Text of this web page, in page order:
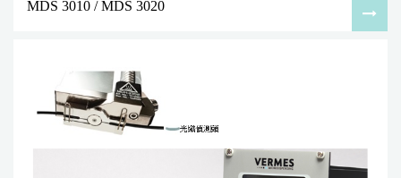
MDS 3010 / MDS 3020